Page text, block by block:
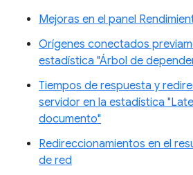
Mejoras en el panel
Orígenes conectados
estadística "Árbol de
Tiempos de respuesta y
servidor en la estadística
documento"
Redireccionamientos en el
de red